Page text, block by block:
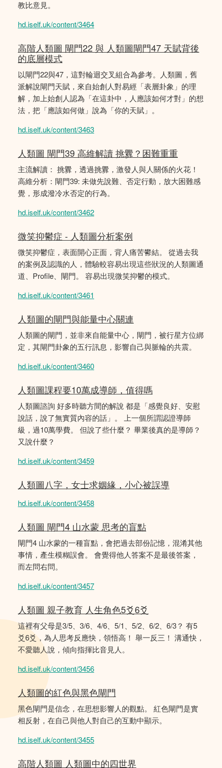
教比意見。
hd.iself.uk/content/3464
高階人類圖 閘門22 與 人類圖閘門47 天賦背後
的底層模式
以閘門22與47，這對輪迴交叉組合為參考。人類圖，舊
派解說閘門天賦，來自始創人對易經「表層卦象」的理
解，加上始創人認為「在這卦中，人應該如何才對」的想
法，把「應該如何做」說為「你的天賦」。
hd.iself.uk/content/3463
人類圖 閘門39 高維解讀 挑釁？困難重重
主流解讀： 挑釁，透過挑釁，激發人與人關係的火花！
高維分析：閘門39: 未做先說難、否定行動，放大困難感
覺，形成潑冷水否定的行為。
hd.iself.uk/content/3462
微笑抑鬱症 - 人類圖分析案例
微笑抑鬱症，表面開心正面，背人痛苦鬰結。 從過去我
的案例及認識的人，體驗較容易出現這些狀況的人類圖通
道、Profile、閘門。 容易出現微笑抑鬱的模式。
hd.iself.uk/content/3461
人類圖的閘門與能量中心關連
人類圖的閘門，並非來自能量中心，閘門，被行星方位綁
定，其閘門卦象的五行訊息，影響自己與脈輪的共震。
hd.iself.uk/content/3460
人類圖課程要10萬成導師，值得嗎
人類圖諮詢 好多時聽方間的解說 都是「感覺良好、安慰
說話，說了無實質內容的話」。 上一個所謂認證導師
級，過10萬學費。 但說了些什麼？ 畢業後真的是導師？
又說什麼？
hd.iself.uk/content/3459
人類圖八字，女士求姻緣，小心被誤導
hd.iself.uk/content/3458
人類圖 閘門4 山水蒙 思考的盲點
閘門4 山水蒙的一種盲點，會把過去部份記憶，混淆其他
事情，產生模糊誤會。 會覺得他人答案不是最後答案，
而左問右問。
hd.iself.uk/content/3457
人類圖 親子教育 人生角色5爻6爻
這裡有父母是3/5、3/6、4/6、5/1、5/2、6/2、6/3？ 有5
爻6爻，為人思考反應快，領悟高！ 舉一反三！ 溝通快，
不愛聽人說，傾向指揮比音見人。
hd.iself.uk/content/3456
人類圖的紅色與黑色閘門
黑色閘門是信念，在思想影響人的觀點。 紅色閘門是實
相反射，在自己與他人對自己的互動中顯示。
hd.iself.uk/content/3455
高階人類圖 人類圖中的四世界